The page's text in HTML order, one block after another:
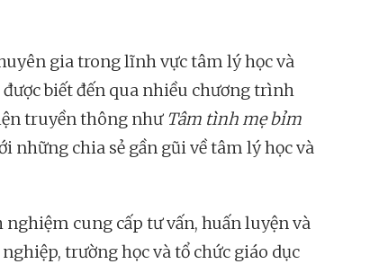
gia trong lĩnh vực tâm lý học và
được biết đến qua nhiều chương trình
truyền thông như Tâm tình mẹ bỉm
những chia sẻ gần gũi về tâm lý học và
cung cấp tư vấn, huấn luyện và
trường học và tổ chức giáo dục